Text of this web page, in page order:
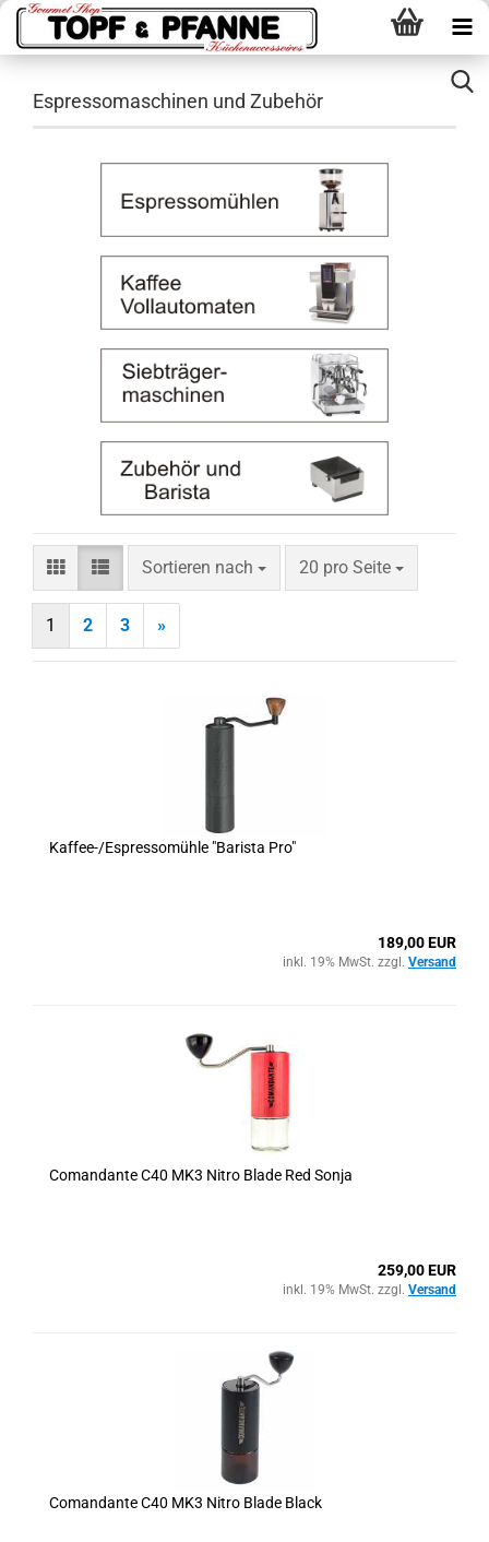
Espressomaschinen und Zubehör
Sortieren nach
Sortieren nach 20 pro Seite
pro Seite
1 2 3 »
Kaffee-/Espressomühle "Barista Pro"
189,00 EUR
inkl. 19% MwSt. zzgl. Versand
Comandante C40 MK3 Nitro Blade Red Sonja
259,00 EUR
inkl. 19% MwSt. zzgl. Versand
Comandante C40 MK3 Nitro Blade Black